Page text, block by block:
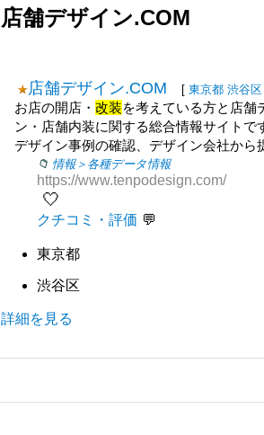
店舗デザイン.COM
店舗デザイン.COM [ 東京都 渋谷区
お店の開店・改装を考えている方と店舗
ン・店舗内装に関する総合情報サイト
デザイン事例の確認、デザイン会社から
情報＞各種データ情報
https://www.tenpodesign.com/
🤍
クチコミ・評価
東京都
渋谷区
詳細を見る